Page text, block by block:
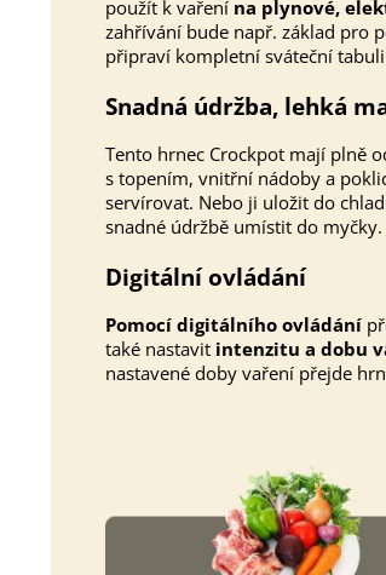
použít k vaření na plynové,
zahřívání bude např. základ pro
připraví kompletní sváteční
Snadná údržba, lehká
Tento hrnec Crockpot mají plně
s topením, vnitřní nádoby a
servírovat. Nebo ji uložit do
snadné údržbě umístit do myčky.
Digitální ovládání
Pomocí digitálního ovládání
také nastavit intenzitu a dobu
nastavené doby vaření přejde